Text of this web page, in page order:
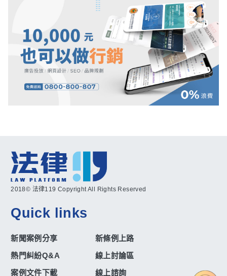
2018© 法律119 Copyright All Rights Reserved
Quick links
新聞案例分享
新條例上路
熱門糾紛Q&A
線上討論區
案例文件下載
線上諮詢